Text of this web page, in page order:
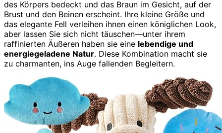
des Körpers bedeckt und das Braun im Gesicht, auf der
Brust und den Beinen erscheint. Ihre kleine Größe und
das elegante Fell verleihen ihnen einen königlichen Look,
aber lassen Sie sich nicht täuschen—unter ihrem
raffinierten Äußeren haben sie eine lebendige und
energiegeladene Natur. Diese Kombination macht sie
zu charmanten, ins Auge fallenden Begleitern.